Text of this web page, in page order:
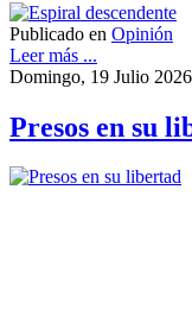
Publicado en Opinión
Leer más ...
Domingo, 19 Julio
Presos en su